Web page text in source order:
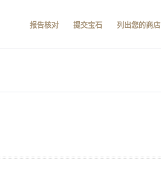
报告核对 提交宝石 列出您的商店